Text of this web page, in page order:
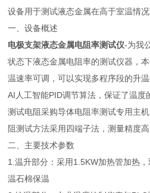
设备用于测试液态金属在高于室温情
一、设备概述
电极支架液态金属电阻率测试仪-为我
状态下液态金属电阻率的测试仪器，
温速率可调，可以实现多程序段的升
AI人工智能PID调节算法，保证了温度
测试电阻采购导体电阻率测试专用主
阻测试方法采用四端子法，测量精度高
二、主要技术参数
1.温升部分：采用1.5KW加热管加热
温石棉保温